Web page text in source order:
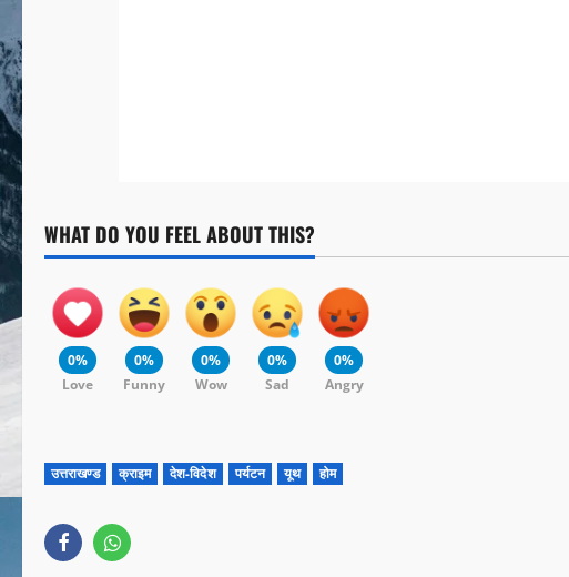
WHAT DO YOU FEEL ABOUT THIS?
0%
Love
0%
Funny
0%
Wow
0%
Sad
0%
Angry
उत्तराखण्ड क्राइम देश-विदेश पर्यटन यूथ होम